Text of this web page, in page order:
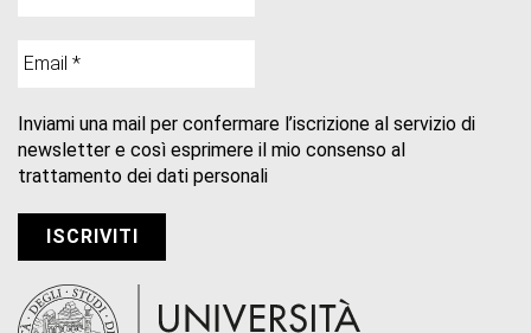
Inviami una mail per confermare l’iscrizione al servizio di
newsletter e così esprimere il mio consenso al
trattamento dei dati personali